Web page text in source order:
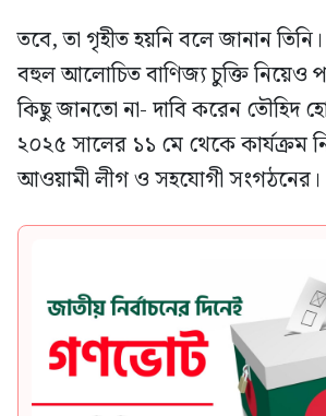
তবে, তা গৃহীত হয়নি বলে জানান তিনি।
বহুল আলোচিত বাণিজ্য চুক্তি নিয়েও
কিছু জানতো না- দাবি করেন তৌহিদ
২০২৫ সালের ১১ মে থেকে কার্যক্রম
আওয়ামী লীগ ও সহযোগী সংগঠনের।